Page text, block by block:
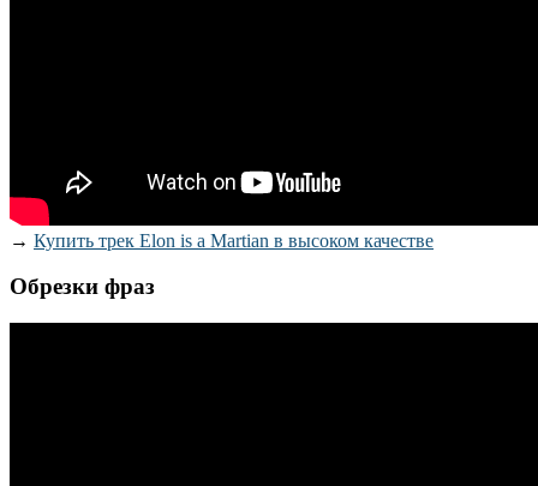
→ Купить трек Elon is a Martian в высоком качестве
Обрезки фраз